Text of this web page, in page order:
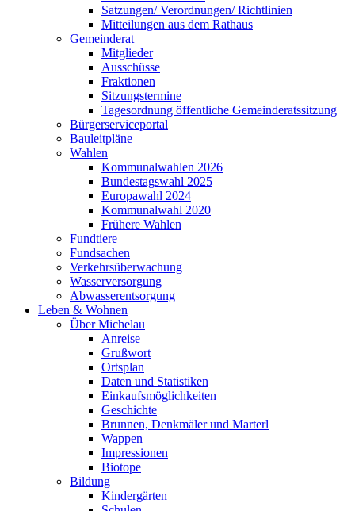
Satzungen/ Verordnungen/ Richtlinien
Mitteilungen aus dem Rathaus
Gemeinderat
Mitglieder
Ausschüsse
Fraktionen
Sitzungstermine
Tagesordnung öffentliche Gemeinderatssitzung
Bürgerserviceportal
Bauleitpläne
Wahlen
Kommunalwahlen 2026
Bundestagswahl 2025
Europawahl 2024
Kommunalwahl 2020
Frühere Wahlen
Fundtiere
Fundsachen
Verkehrsüberwachung
Wasserversorgung
Abwasserentsorgung
Leben & Wohnen
Über Michelau
Anreise
Grußwort
Ortsplan
Daten und Statistiken
Einkaufsmöglichkeiten
Geschichte
Brunnen, Denkmäler und Marterl
Wappen
Impressionen
Biotope
Bildung
Kindergärten